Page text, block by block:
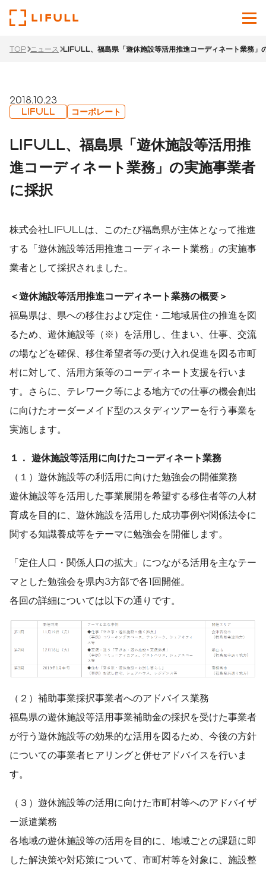
Japanese English
サービス
ニュース
サステナビリティ
TOP ニュース LIFULL、福島県「遊休施設等活用推進コーディネート業務」
2018.10.23
LIFULL コーポレート
LIFULL、福島県「遊休施設等活用推
進コーディネート業務」の実施事業者
に採択
株式会社LIFULLは、このたび福島県が主体となって推進
する「遊休施設等活用推進コーディネート業務」の実施事
業者として採択されました。
＜遊休施設等活用推進コーディネート業務の概要＞
福島県は、県への移住および定住・二地域居住の推進を図
るため、遊休施設等（※）を活用し、住まい、仕事、交流
の場などを確保、移住希望者等の受け入れ促進を図る市町
村に対して、活用方策等のコーディネート支援を行いま
す。さらに、テレワーク等による地方での仕事の機会創出
に向けたオーダーメイド型のスタディツアーを行う事業を
実施します。
１． 遊休施設等活用に向けたコーディネート業務
（１）遊休施設等の利活用に向けた勉強会の開催業務
遊休施設等を活用した事業展開を希望する移住者等の人材
育成を目的に、遊休施設を活用した成功事例や関係法令に
関する知識養成等をテーマに勉強会を開催します。
「定住人口・関係人口の拡大」につながる活用を主なテー
マとした勉強会を県内3方部で各1回開催。
各回の詳細については以下の通りです。
（２）補助事業採択事業者へのアドバイス業務
福島県の遊休施設等活用事業補助金の採択を受けた事業者
が行う遊休施設等の効果的な活用を図るため、今後の方針
についての事業者ヒアリングと併せアドバイスを行いま
す。
（３）遊休施設等の活用に向けた市町村等へのアドバイザ
ー派遣業務
各地域の遊休施設等の活用を目的に、地域ごとの課題に即
した解決策や対応策について、市町村等を対象に、施設整